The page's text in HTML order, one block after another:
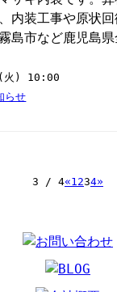
内装工事や原状
島市など鹿児島
(火) 10:00
らせ
3 / 4«1234»